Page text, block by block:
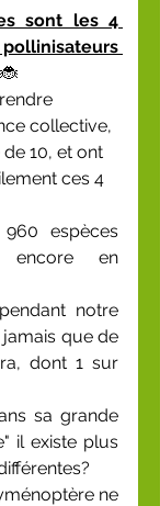
sont les 4
collective,
10, et ont
ces 4
espèces
encore en
notre
que de
dont 1 sur
sa grande
il existe plus
ne